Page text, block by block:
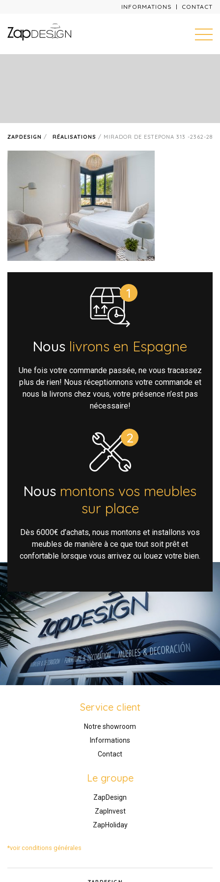
INFORMATIONS CONTACT
ZAPDESIGN / RÉALISATIONS / MIRADOR DE ESTEPONA 313 -2362-28
Nous livrons en Espagne
Une fois votre commande passée, ne vous tracassez
plus de rien! Nous réceptionnons votre commande et
nous la livrons chez vous, votre présence n’est pas
nécessaire!
Nous montons vos meubles
sur place
Dès 6000€ d’achats, nous montons et installons vos
meubles de manière à ce que tout soit prêt et
confortable lorsque vous arrivez ou louez votre bien.
Service client
Notre showroom
Informations
Contact
Le groupe
ZapDesign
ZapInvest
ZapHoliday
*voir conditions générales